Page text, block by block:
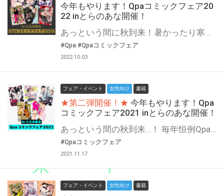
今年もやります！Qpaコミックフェア20
22 inとらのあな開催！
#Qpa #Qpaコミックフェア
2022.10.03
フェア・イベント 女性向け 書籍
★第二弾開催！★ 今年もやります！Qpa
コミックフェア2021 inとらのあな開催！
#Qpaコミックフェア
2021.11.17
フェア・イベント 女性向け 書籍